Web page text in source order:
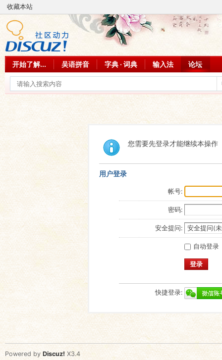
收藏本站
开始了解... 吴语拼音 字典 · 词典 输入法 论坛
您需要先登录才能继续本操作
用户登录
帐号:
密码:
安全提问:
自动登录
登录
快捷登录:
Powered by Discuz! X3.4